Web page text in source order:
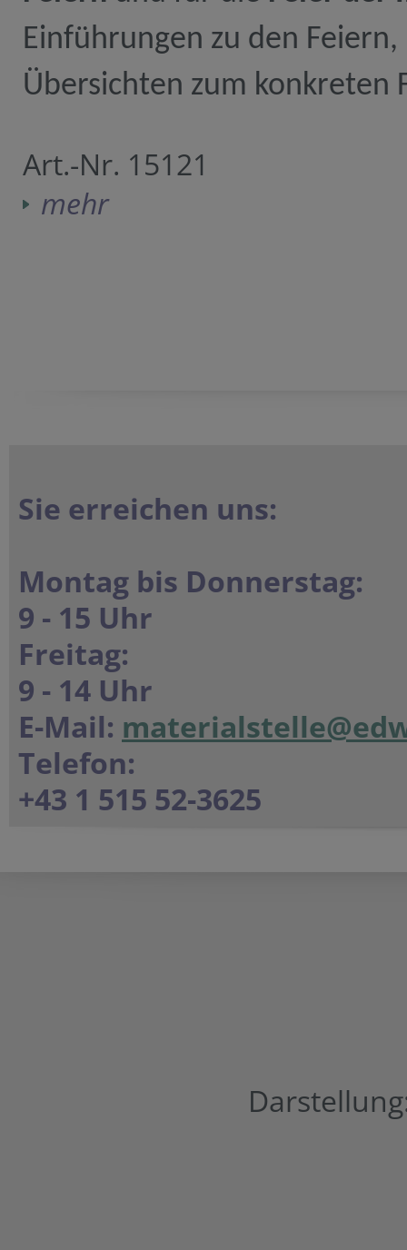
Einführungen zu den
Übersichten zum konkreten
Art.-Nr. 15121
mehr
Sie erreichen uns:
Montag bis Donnerstag:
9 - 15 Uhr
Freitag:
9 - 14 Uhr
E-Mail:
Telefon:
+43 1 515 52-3625